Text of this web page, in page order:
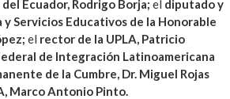
Ecuador, Rodrigo Borja; el diputado y
Servicios Educativos de la Honorable
el rector de la UPLA, Patricio
de Integración Latinoamericana
de la Cumbre, Dr. Miguel Rojas
Marco Antonio Pinto.